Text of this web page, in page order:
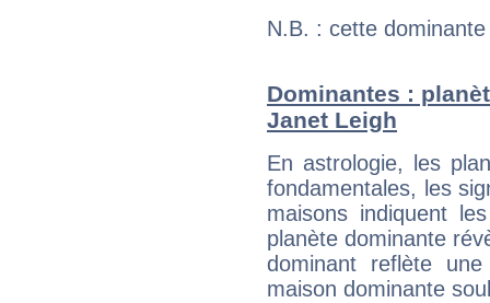
N.B. : cette
Dominantes :
Janet Leigh
En astrologie, les
fondamentales, les
maisons indiquent
planète dominante
dominant reflète
maison dominante